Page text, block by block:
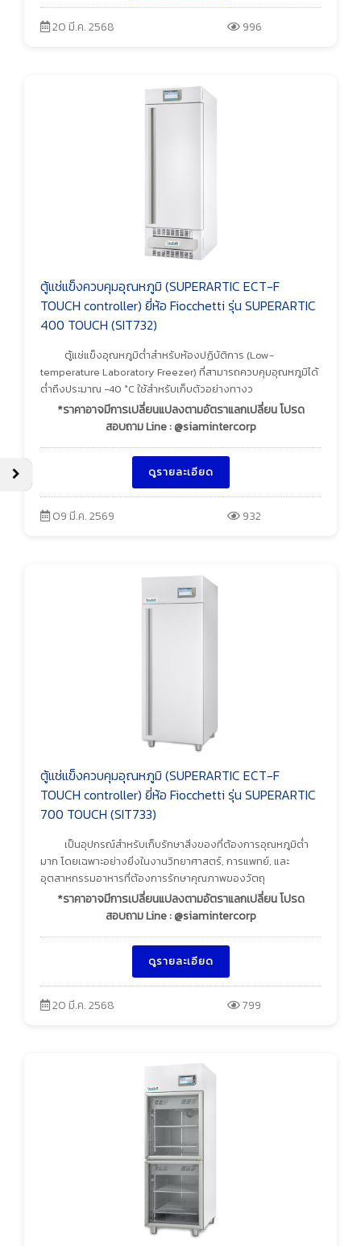
20 มี.ค. 2568 996
ตู้แช่แข็งควบคุมอุณหภูมิ (SUPERARTIC ECT-F
TOUCH controller) ยี่ห้อ Fiocchetti รุ่น SUPERARTIC
400 TOUCH (SIT732)
ตู้แช่แข็งอุณหภูมิต่ำสำหรับห้องปฏิบัติการ (Low-
temperature Laboratory Freezer) ที่สามารถควบคุมอุณหภูมิได้
ต่ำถึงประมาณ −40 °C ใช้สำหรับเก็บตัวอย่างทางว
*ราคาอาจมีการเปลี่ยนแปลงตามอัตราแลกเปลี่ยน โปรด
สอบถาม Line : @siamintercorp
ดูรายละเอียด
09 มี.ค. 2569 932
ตู้แช่แข็งควบคุมอุณหภูมิ (SUPERARTIC ECT-F
TOUCH controller) ยี่ห้อ Fiocchetti รุ่น SUPERARTIC
700 TOUCH (SIT733)
เป็นอุปกรณ์สำหรับเก็บรักษาสิ่งของที่ต้องการอุณหภูมิต่ำ
มาก โดยเฉพาะอย่างยิ่งในงานวิทยาศาสตร์, การแพทย์, และ
อุตสาหกรรมอาหารที่ต้องการรักษาคุณภาพของวัตถุ
*ราคาอาจมีการเปลี่ยนแปลงตามอัตราแลกเปลี่ยน โปรด
สอบถาม Line : @siamintercorp
ดูรายละเอียด
20 มี.ค. 2568 799